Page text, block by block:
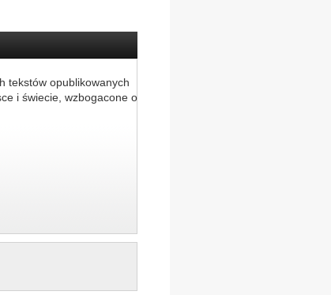
tekstów opublikowanych
i świecie, wzbogacone o